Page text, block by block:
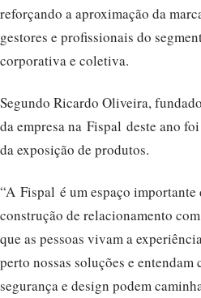
reforçando a aproximação da
gestores e profissionais do
corporativa e coletiva.
Segundo Ricardo Oliveira,
da empresa na Fispal deste ano
da exposição de produtos.
“A Fispal é um espaço importante
construção de relacionamento
que as pessoas vivam a
perto nossas soluções e
segurança e design podem